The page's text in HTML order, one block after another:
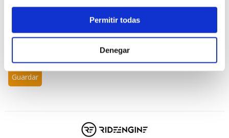
Permitir todas
Denegar
Introduzca los caracteres mostrados en la imagen.